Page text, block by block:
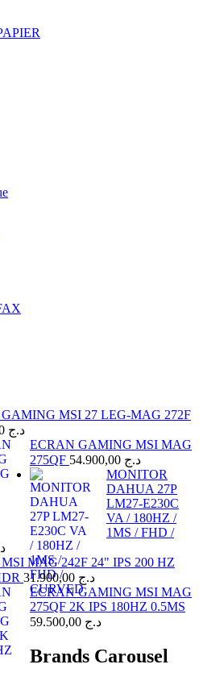
MSI 27 LEG-MAG 272F
د.ج
ECRAN GAMING MSI MAG
275QF
د.ج
MONITOR
DAHUA 27P
LM27-E230C
VA / 180HZ /
1MS / FHD /
MAG 242F 24" IPS 200 HZ
د.ج
ECRAN GAMING MSI MAG
275QF 2K IPS 180HZ 0.5MS
د.ج
Brands Carousel